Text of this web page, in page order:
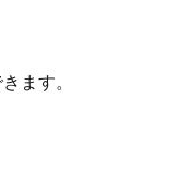
ます。